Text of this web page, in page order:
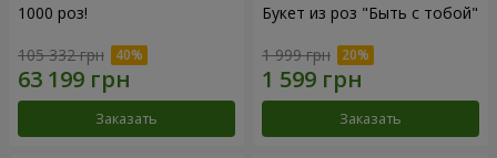
1000 роз!
105 332 грн
Заказать
Букет из роз "Быть с тобой"
1 999 грн
Заказать